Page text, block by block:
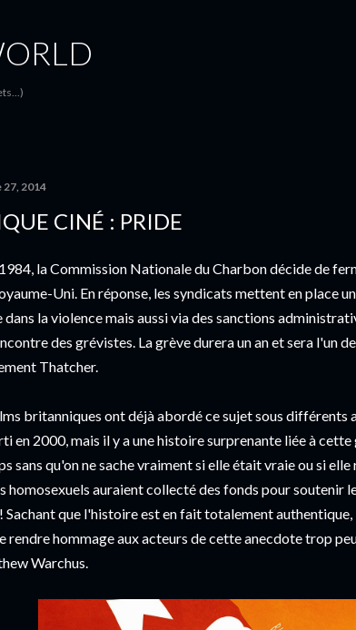
27, 2014
CINÉ : PRIDE
la Commission Nationale du Charbon décide de
Uni. En réponse, les syndicats mettent en place
dans la violence mais aussi via des sanctions
des grévistes. La grève durera un an et sera l'un
Thatcher.
britanniques ont déjà abordé ce sujet sous différents
en 2000, mais il y a une histoire surprenante liée à
sans qu'on ne sache vraiment si elle était vraie ou si
homosexuels auraient collecté des fonds pour soutenir
Sachant que l'histoire est en fait totalement
rendre hommage aux acteurs de cette anecdote trop
Warchus.